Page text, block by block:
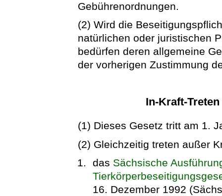
Gebührenordnungen.
(2) Wird die
natürlichen oder juristischen
bedürfen deren allgemeine
der vorherigen Zustimmung
In-Kraft-
(1) Dieses Gesetz tritt am 1.
(2) Gleichzeitig treten außer
das Sächsische
16. Dezember 1992